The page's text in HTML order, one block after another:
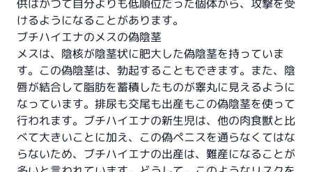
供はかつて自分よりも低順位だった個体から、攻撃を受
けるようになることがあります。
ブチハイエナのメスの偽陰茎
メスは、陰核が陰茎状に肥大した偽陰茎を持っていま
す。この偽陰茎は、勃起することもできます。また、陰
唇が結合して脂肪を蓄積したものが睾丸に見えるように
なっています。排尿も交尾も出産もこの偽陰茎を使って
行われます。ブチハイエナの新生児は、他の肉食獣と比
べて大きいことに加え、この偽ペニスを通らなくてはな
らないため、ブチハイエナの出産は、難産になることが